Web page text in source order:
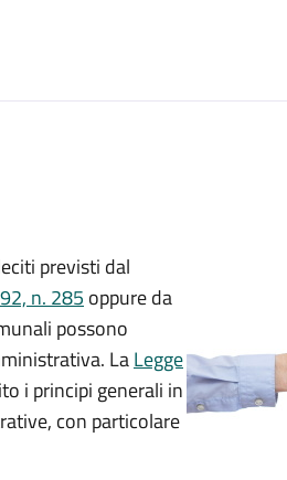
previsti dal
n. 285 oppure da
possono
LaLegge
i principi generali in
con particolare